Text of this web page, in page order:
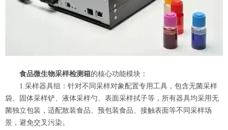
食品微生物采样检测箱的核心功能模块：
1.采样器具组：针对不同采样对象配置专用工具，包含无菌采样
袋、固体采样铲、液体采样勺、表面采样拭子等，所有器具均采用无
菌独立包装，适配散装食品、预包装食品、接触表面等不同采样场
景，避免交叉污染。